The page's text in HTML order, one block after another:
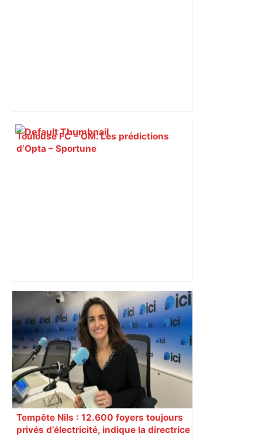
Toulouse FC – OM. Les prédictions
d’Opta – Sportune
Après la fusion avec la liste PS
Toulouse, le candidat LFI salue "une
dynamique qui nous oblige à la
responsabilité" – Franceinfo
Tempête Nils : 12.600 foyers toujours
privés d’électricité, indique la directrice